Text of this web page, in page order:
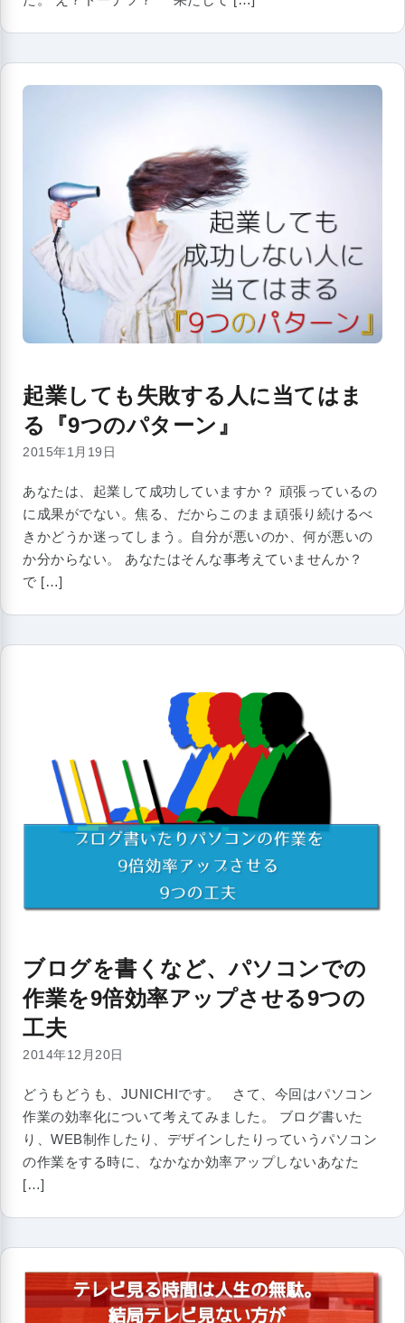
起業しても失敗する人に当てはま
る『9つのパターン』
2015年1月19日
あなたは、起業して成功していますか？ 頑張っているの
に成果がでない。焦る、だからこのまま頑張り続けるべ
きかどうか迷ってしまう。自分が悪いのか、何が悪いの
か分からない。 あなたはそんな事考えていませんか？
で […]
ブログを書くなど、パソコンでの
作業を9倍効率アップさせる9つの
工夫
2014年12月20日
どうもどうも、JUNICHIです。 さて、今回はパソコン
作業の効率化について考えてみました。 ブログ書いた
り、WEB制作したり、デザインしたりっていうパソコン
の作業をする時に、なかなか効率アップしないあなた
[…]